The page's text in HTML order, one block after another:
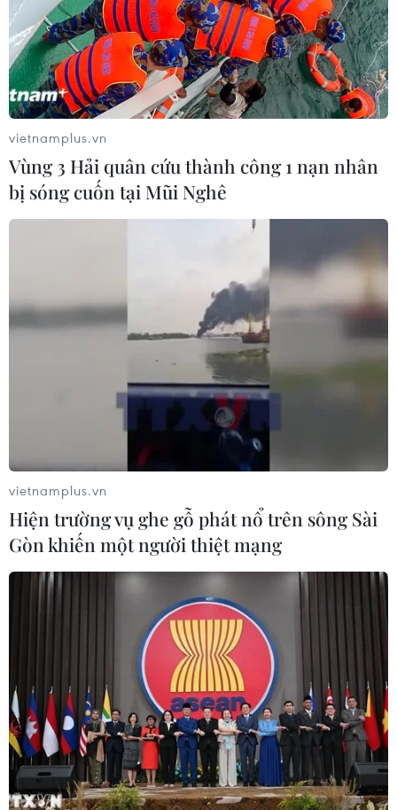
Nga phản đối Mỹ áp đặt trừng phạt tập
Phát biểu với báo giới ngày 11/9, Thứ trưởng Ngoại
giao Nga Sergey Ryabkov khẳng định các tuyên bố mới
nhất của giới chức Washington về hoạt động của
Rosneft tại Venezuela là không hợp pháp.
Nga: Rosneft sử dụng đồng euro để tránh
lệnh trừng phạt của Mỹ
25/10/2019 07:28
Rosneft đã chuyển sang sử dụng đồng euro trong các
hợp đồng của tập đoàn này, thay vì đồng USD, nhằm
vietnamplus.vn
Vùng 3 Hải quân cứu thành công 1 nạn nhân
bị sóng cuốn tại Mũi Nghê
vietnamplus.vn
Hiện trường vụ ghe gỗ phát nổ trên sông Sài
Gòn khiến một người thiệt mạng